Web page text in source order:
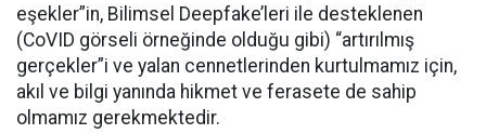
eşekler”in, Bilimsel Deepfake’leri ile desteklenen
(CoVID görseli örneğinde olduğu gibi) “artırılmış
gerçekler”i ve yalan cennetlerinden kurtulmamız için,
akıl ve bilgi yanında hikmet ve ferasete de sahip
olmamız gerekmektedir.